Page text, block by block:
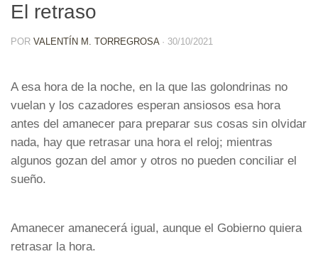
El retraso
POR VALENTÍN M. TORREGROSA · 30/10/2021
A esa hora de la noche, en la que las golondrinas no
vuelan y los cazadores esperan ansiosos esa hora
antes del amanecer para preparar sus cosas sin olvidar
nada, hay que retrasar una hora el reloj; mientras
algunos gozan del amor y otros no pueden conciliar el
sueño.
Amanecer amanecerá igual, aunque el Gobierno quiera
retrasar la hora.